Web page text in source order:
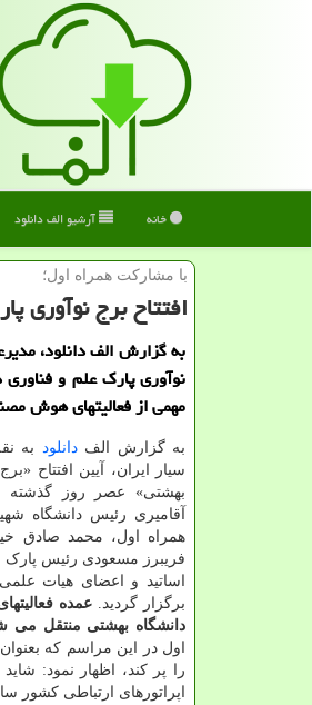
خانه آرشیو الف دانلود
با مشاركت همراه اول؛
افتتاح برج نوآوری
به گزارش الف دانلود،
نوآوری پارک علم و
مهمی از فعالیتهای هوش
به گزارش الفدانلود به
سیار ایران، آیین افتتاح
آقامیری رئیس دانشگاه
همراه اول، محمد صادق
فریبرز مسعودی رئیس پارک
اساتید و اعضای هیات
برگزار گردید.عمده
دانشگاه بهشتی منتقل می
اول در این مراسم که
را پر کند، اظهار نمود:
اپراتورهای ارتباطی کشور